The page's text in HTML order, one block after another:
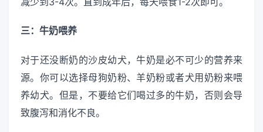
三：牛奶喂养
对于还没断奶的沙皮幼犬，牛奶是必不可少的营养来
源。你可以选择母狗奶粉、羊奶粉或者犬用奶粉来喂
养幼犬。但是，不要给它们喝过多的牛奶，否则会导
致腹泻和消化不良。